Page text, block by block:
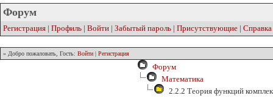
Форум
Регистрация | Профиль | Войти | Забытый пароль | Присутствующие | Справка
» Добро пожаловать, Гость: Войти | Регистрация
Форум
Математика
2.2.2 Теория функций